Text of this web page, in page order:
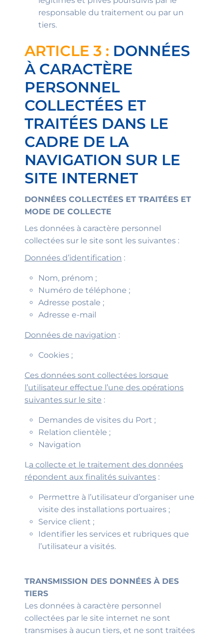
responsable du traitement ou par un
tiers.
ARTICLE 3 : DONNÉES
À CARACTÈRE
PERSONNEL
COLLECTÉES ET
TRAITÉES DANS LE
CADRE DE LA
NAVIGATION SUR LE
SITE INTERNET
DONNÉES COLLECTÉES ET TRAITÉES ET
MODE DE COLLECTE
Les données à caractère personnel
collectées sur le site sont les suivantes :
Données d’identification :
Nom, prénom ;
Numéro de téléphone ;
Adresse postale ;
Adresse e-mail
Données de navigation :
Cookies ;
Ces données sont collectées lorsque
l’utilisateur effectue l’une des opérations
suivantes sur le site :
Demandes de visites du Port ;
Relation clientèle ;
Navigation
L a collecte et le traitement des données
répondent aux finalités suivantes :
Permettre à l’utilisateur d’organiser une
visite des installations portuaires ;
Service client ;
Identifier les services et rubriques que
l’utilisateur a visités.
TRANSMISSION DES DONNÉES À DES
TIERS
Les données à caractère personnel
collectées par le site internet ne sont
transmises à aucun tiers, et ne sont traitées